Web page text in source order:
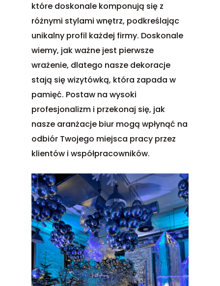
które doskonale komponują się z
różnymi stylami wnętrz, podkreślając
unikalny profil każdej firmy. Doskonale
wiemy, jak ważne jest pierwsze
wrażenie, dlatego nasze dekoracje
stają się wizytówką, która zapada w
pamięć. Postaw na wysoki
profesjonalizm i przekonaj się, jak
nasze aranżacje biur mogą wpłynąć na
odbiór Twojego miejsca pracy przez
klientów i współpracowników.